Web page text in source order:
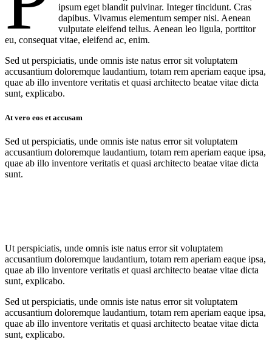
ipsum eget blandit pulvinar. Integer tincidunt. Cras
dapibus. Vivamus elementum semper nisi. Aenean
vulputate eleifend tellus. Aenean leo ligula, porttitor
eu, consequat vitae, eleifend ac, enim.
Sed ut perspiciatis, unde omnis iste natus error sit voluptatem
accusantium doloremque laudantium, totam rem aperiam eaque ipsa,
quae ab illo inventore veritatis et quasi architecto beatae vitae dicta
sunt, explicabo.
At vero eos et accusam
Sed ut perspiciatis, unde omnis iste natus error sit voluptatem
accusantium doloremque laudantium, totam rem aperiam eaque ipsa,
quae ab illo inventore veritatis et quasi architecto beatae vitae dicta
sunt.
Ut perspiciatis, unde omnis iste natus error sit voluptatem
accusantium doloremque laudantium, totam rem aperiam eaque ipsa,
quae ab illo inventore veritatis et quasi architecto beatae vitae dicta
sunt, explicabo.
Sed ut perspiciatis, unde omnis iste natus error sit voluptatem
accusantium doloremque laudantium, totam rem aperiam eaque ipsa,
quae ab illo inventore veritatis et quasi architecto beatae vitae dicta
sunt, explicabo.